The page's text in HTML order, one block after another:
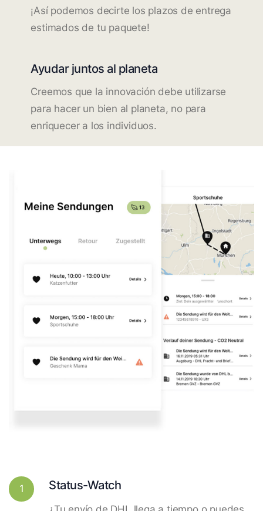
¡Así podemos decirte los plazos de entrega
estimados de tu paquete!
Ayudar juntos al planeta
Creemos que la innovación debe utilizarse
para hacer un bien al planeta, no para
enriquecer a los individuos.
1 Status-Watch